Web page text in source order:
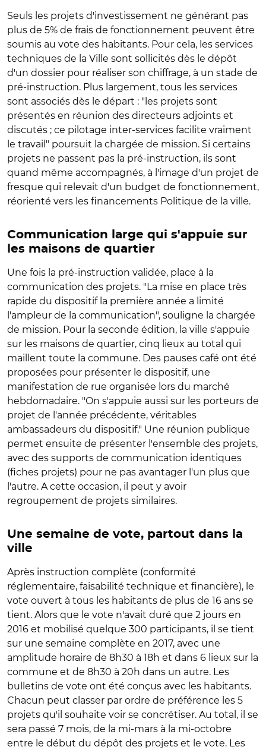
Seuls les projets d'investissement ne générant pas
plus de 5% de frais de fonctionnement peuvent être
soumis au vote des habitants. Pour cela, les services
techniques de la Ville sont sollicités dès le dépôt
d'un dossier pour réaliser son chiffrage, à un stade de
pré-instruction. Plus largement, tous les services
sont associés dès le départ : "les projets sont
présentés en réunion des directeurs adjoints et
discutés ; ce pilotage inter-services facilite vraiment
le travail" poursuit la chargée de mission. Si certains
projets ne passent pas la pré-instruction, ils sont
quand même accompagnés, à l'image d'un projet de
fresque qui relevait d'un budget de fonctionnement,
réorienté vers les financements Politique de la ville.
Communication large qui s'appuie sur
les maisons de quartier
Une fois la pré-instruction validée, place à la
communication des projets. "La mise en place très
rapide du dispositif la première année a limité
l'ampleur de la communication", souligne la chargée
de mission. Pour la seconde édition, la ville s'appuie
sur les maisons de quartier, cinq lieux au total qui
maillent toute la commune. Des pauses café ont été
proposées pour présenter le dispositif, une
manifestation de rue organisée lors du marché
hebdomadaire. "On s'appuie aussi sur les porteurs de
projet de l'année précédente, véritables
ambassadeurs du dispositif." Une réunion publique
permet ensuite de présenter l'ensemble des projets,
avec des supports de communication identiques
(fiches projets) pour ne pas avantager l'un plus que
l'autre. A cette occasion, il peut y avoir
regroupement de projets similaires.
Une semaine de vote, partout dans la
ville
Après instruction complète (conformité
réglementaire, faisabilité technique et financière), le
vote ouvert à tous les habitants de plus de 16 ans se
tient. Alors que le vote n'avait duré que 2 jours en
2016 et mobilisé quelque 300 participants, il se tient
sur une semaine complète en 2017, avec une
amplitude horaire de 8h30 à 18h et dans 6 lieux sur la
commune et de 8h30 à 20h dans un autre. Les
bulletins de vote ont été conçus avec les habitants.
Chacun peut classer par ordre de préférence les 5
projets qu'il souhaite voir se concrétiser. Au total, il se
sera passé 7 mois, de la mi-mars à la mi-octobre
entre le début du dépôt des projets et le vote. Les